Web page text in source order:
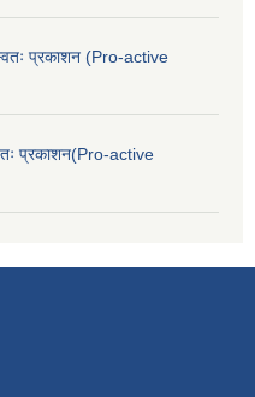
प्रकाशन (Pro-active
प्रकाशन(Pro-active